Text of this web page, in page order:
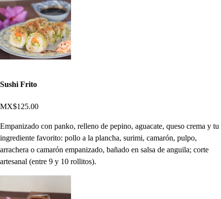
Sushi Frito
MX$125.00
Empanizado con panko, relleno de pepino, aguacate, queso crema y tu
ingrediente favorito: pollo a la plancha, surimi, camarón, pulpo,
arrachera o camarón empanizado, bañado en salsa de anguila; corte
artesanal (entre 9 y 10 rollitos).